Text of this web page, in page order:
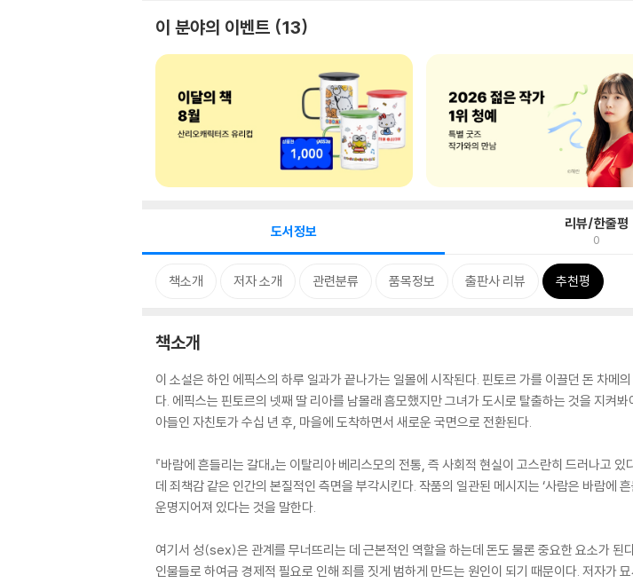
이 분야의 이벤트 13
도서정보 리뷰/한줄평
0
책소개 저자 소개 관련분류 품목정보 출판사 리뷰 추천평
책소개
이 소설은 하인 에픽스의 하루 일과가 끝나가는 일몰에 시작된다. 핀토르 가를 이끌던 돈 차
다. 에픽스는 핀토르의 넷째 딸 리아를 남몰래 흠모했지만 그녀가 도시로 탈출하는 것을 지켜
아들인 자친토가 수십 년 후, 마을에 도착하면서 새로운 국면으로 전환된다.
『바람에 흔들리는 갈대』는 이탈리아 베리스모의 전통, 즉 사회적 현실이 고스란히 드러나고
데 죄책감 같은 인간의 본질적인 측면을 부각시킨다. 작품의 일관된 메시지는 ‘사람은 바람에
운명지어져 있다는 것을 말한다.
여기서 성(sex)은 관계를 무너뜨리는 데 근본적인 역할을 하는데 돈도 물론 중요한 요소가
인물들로 하여금 경제적 필요로 인해 죄를 짓게 범하게 만드는 원인이 되기 때문이다. 저자가